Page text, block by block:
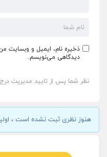
ذخیره نام، ایمیل و وبسایت من
دیدگاهی می‌نویسم.
نظر شما پس از تایید مدیریت
هنوز نظری ثبت نشده است ،